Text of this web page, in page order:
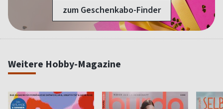
zum Geschenkabo-Finder
Weitere Hobby-Magazine